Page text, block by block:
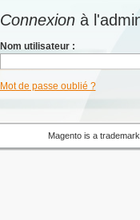
Connexionà
Nom utilisateur :
Mot de passe oublié ?
Magento is a